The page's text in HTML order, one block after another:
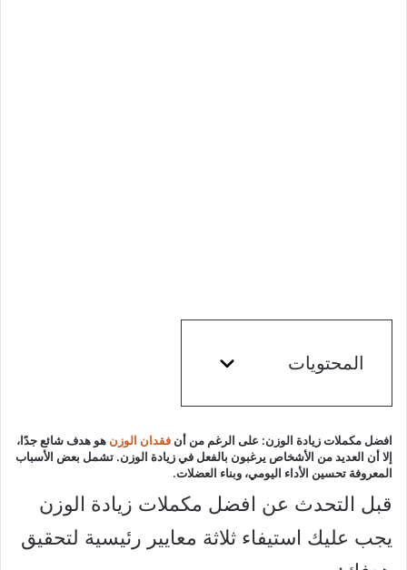
المحتويات
افضل مكملات زيادة الوزن: على الرغم من أن فقدان الوزن هو هدف شائع جدًا،
إلا أن العديد من الأشخاص يرغبون بالفعل في زيادة الوزن. تشمل بعض الأسباب
المعروفة تحسين الأداء اليومي، وبناء العضلات.
قبل التحدث عن افضل مكملات زيادة الوزن
يجب عليك استيفاء ثلاثة معايير رئيسية لتحقيق